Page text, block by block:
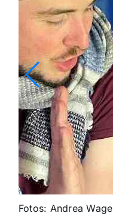
Fotos: Andrea